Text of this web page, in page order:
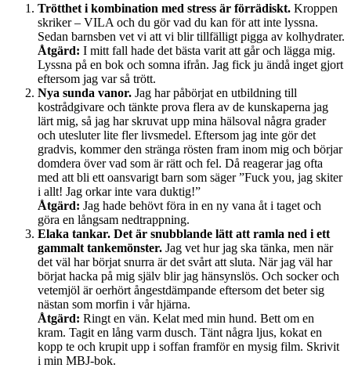
Trötthet i kombination med stress är förrädiskt. Kroppen
skriker – VILA och du gör vad du kan för att inte lyssna.
Sedan barnsben vet vi att vi blir tillfälligt pigga av kolhydrater.
Åtgärd: I mitt fall hade det bästa varit att går och lägga mig.
Lyssna på en bok och somna ifrån. Jag fick ju ändå inget gjort
eftersom jag var så trött.
Nya sunda vanor. Jag har påbörjat en utbildning till
kostrådgivare och tänkte prova flera av de kunskaperna jag
lärt mig, så jag har skruvat upp mina hälsoval några grader
och utesluter lite fler livsmedel. Eftersom jag inte gör det
gradvis, kommer den stränga rösten fram inom mig och börjar
domdera över vad som är rätt och fel. Då reagerar jag ofta
med att bli ett oansvarigt barn som säger ”Fuck you, jag skiter
i allt! Jag orkar inte vara duktig!”
Åtgärd: Jag hade behövt föra in en ny vana åt i taget och
göra en långsam nedtrappning.
Elaka tankar. Det är snubblande lätt att ramla ned i ett
gammalt tankemönster. Jag vet hur jag ska tänka, men när
det väl har börjat snurra är det svårt att sluta. När jag väl har
börjat hacka på mig själv blir jag hänsynslös. Och socker och
vetemjöl är oerhört ångestdämpande eftersom det beter sig
nästan som morfin i vår hjärna.
Åtgärd: Ringt en vän. Kelat med min hund. Bett om en
kram. Tagit en lång varm dusch. Tänt några ljus, kokat en
kopp te och krupit upp i soffan framför en mysig film. Skrivit
i min MBJ-bok.